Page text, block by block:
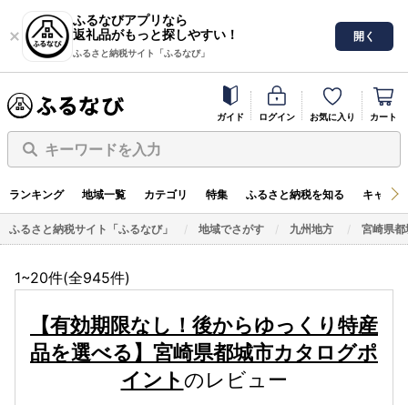
ふるなびアプリなら
返礼品がもっと探しやすい！
ふるさと納税サイト「ふるなび」
開く
ガイド ログイン お気に入り カート
キーワードを入力
ランキング 地域一覧 カテゴリ 特集 ふるさと納税を知る キャン
ふるさと納税サイト「ふるなび」 地域でさがす 九州地方 宮崎県都
1~20件(全945件)
【有効期限なし！後からゆっくり特産
品を選べる】宮崎県都城市カタログポ
イントのレビュー